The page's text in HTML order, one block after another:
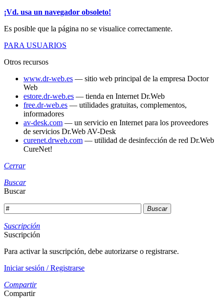
¡Vd. usa un navegador obsoleto!
Es posible que la página no se visualice correctamente.
PARA USUARIOS
Otros recursos
www.dr-web.es — sitio web principal de la empresa Doctor
Web
estore.dr-web.es — tienda en Internet Dr.Web
free.dr-web.es — utilidades gratuitas, complementos,
informadores
av-desk.com — un servicio en Internet para los proveedores
de servicios Dr.Web AV-Desk
curenet.drweb.com — utilidad de desinfección de red Dr.Web
CureNet!
Cerrar
Buscar
Buscar
Buscar
Suscripción
Suscripción
Para activar la suscripción, debe autorizarse o registrarse.
Iniciar sesión / Registrarse
Compartir
Compartir